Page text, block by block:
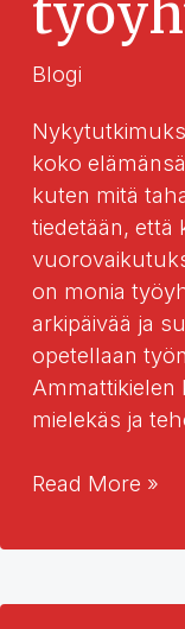
Blogi
koko
kuten mitä
tiedetään, että
on monia
arkipäivää ja
opetellaan
Ammattikielen
mielekäs ja
Kielitaito
työssä
monikielisyys
Read More »